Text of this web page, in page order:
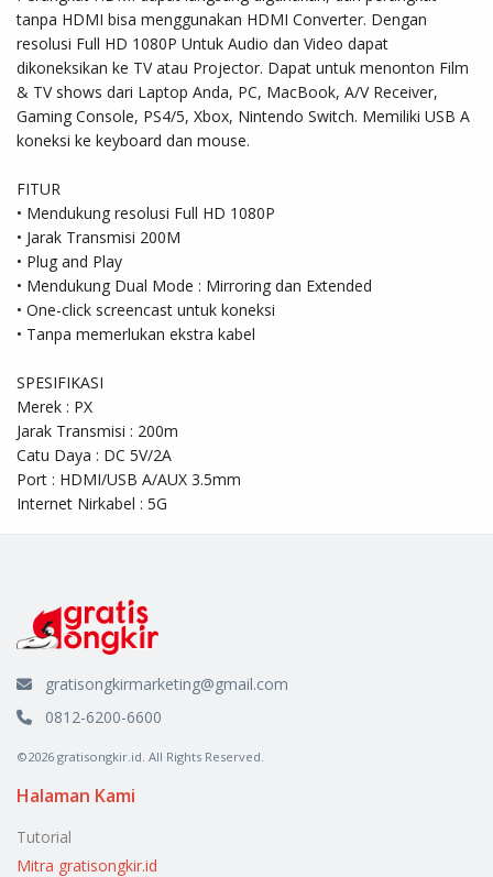
tanpa HDMI bisa menggunakan HDMI Converter. Dengan
resolusi Full HD 1080P Untuk Audio dan Video dapat
dikoneksikan ke TV atau Projector. Dapat untuk menonton Film
& TV shows dari Laptop Anda, PC, MacBook, A/V Receiver,
Gaming Console, PS4/5, Xbox, Nintendo Switch. Memiliki USB A
koneksi ke keyboard dan mouse.
FITUR
• Mendukung resolusi Full HD 1080P
• Jarak Transmisi 200M
• Plug and Play
• Mendukung Dual Mode : Mirroring dan Extended
• One-click screencast untuk koneksi
• Tanpa memerlukan ekstra kabel
SPESIFIKASI
Merek : PX
Jarak Transmisi : 200m
Catu Daya : DC 5V/2A
Port : HDMI/USB A/AUX 3.5mm
Internet Nirkabel : 5G
gratisongkirmarketing@gmail.com
0812-6200-6600
©2026 gratisongkir.id. All Rights Reserved.
Halaman Kami
Tutorial
Mitra gratisongkir.id